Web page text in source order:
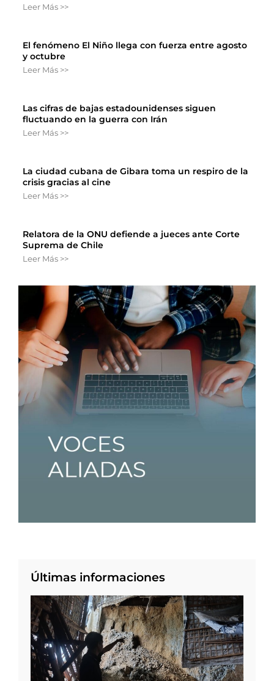
Leer Más >>
El fenómeno El Niño llega con fuerza entre agosto
y octubre
Leer Más >>
Las cifras de bajas estadounidenses siguen
fluctuando en la guerra con Irán
Leer Más >>
La ciudad cubana de Gibara toma un respiro de la
crisis gracias al cine
Leer Más >>
Relatora de la ONU defiende a jueces ante Corte
Suprema de Chile
Leer Más >>
Últimas informaciones